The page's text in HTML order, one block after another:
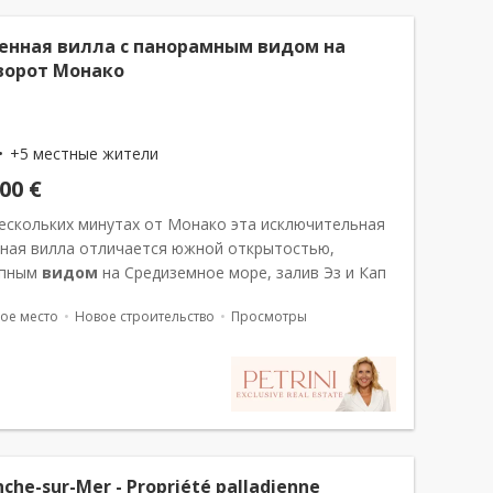
вилла с панорамным видом на
Монако
+5 местные жители
€
минутах от Монако эта исключительная
вилла отличается южной открытостью,
видом на Средиземное море, залив Эз и Кап
жилой среде. Расположенная в...
место Новое строительство Просмотры
sur-Mer - Propriété palladienne